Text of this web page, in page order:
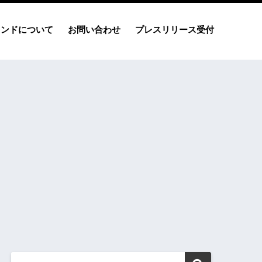
ドについて お問い合わせ プレスリリース受付